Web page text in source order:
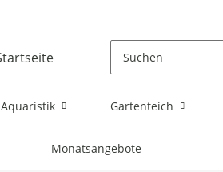
Gartenteich
Monatsangebote